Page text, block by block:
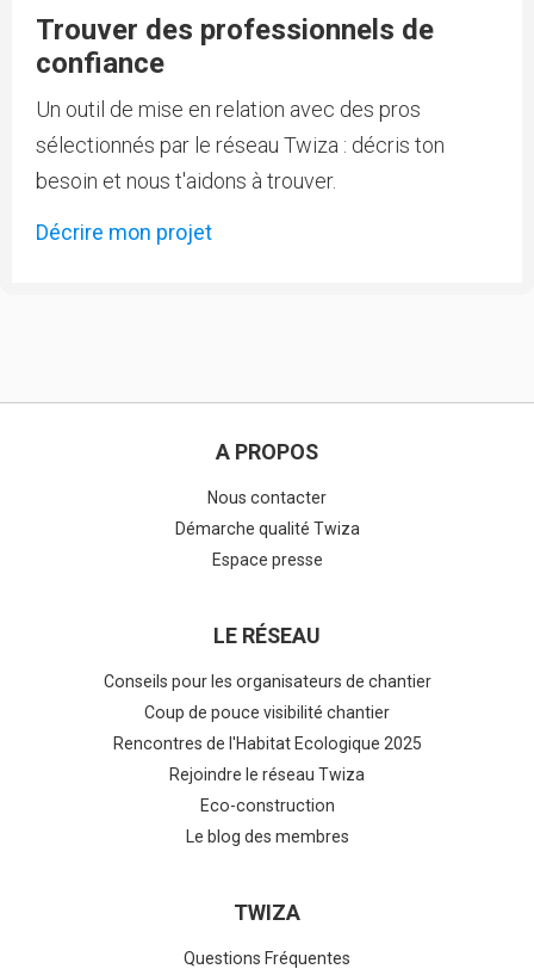
Trouver des professionnels de
confiance
Un outil de mise en relation avec des pros
sélectionnés par le réseau Twiza : décris ton
besoin et nous t'aidons à trouver.
Décrire mon projet
A PROPOS
Nous contacter
Démarche qualité Twiza
Espace presse
LE RÉSEAU
Conseils pour les organisateurs de chantier
Coup de pouce visibilité chantier
Rencontres de l'Habitat Ecologique 2025
Rejoindre le réseau Twiza
Eco-construction
Le blog des membres
TWIZA
Questions Fréquentes